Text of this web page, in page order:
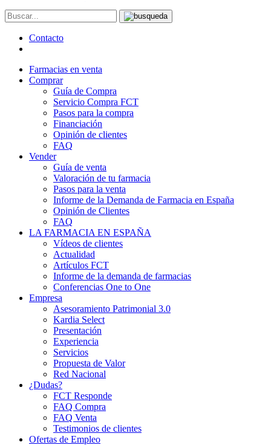
Contacto
Farmacias en venta
Comprar
Guía de Compra
Servicio Compra FCT
Pasos para la compra
Financiación
Opinión de clientes
FAQ
Vender
Guía de venta
Valoración de tu farmacia
Pasos para la venta
Informe de la Demanda de Farmacia en España
Opinión de Clientes
FAQ
LA FARMACIA EN ESPAÑA
Vídeos de clientes
Actualidad
Artículos FCT
Informe de la demanda de farmacias
Conferencias One to One
Empresa
Asesoramiento Patrimonial 3.0
Kardia Select
Presentación
Experiencia
Servicios
Propuesta de Valor
Red Nacional
¿Dudas?
FCT Responde
FAQ Compra
FAQ Venta
Testimonios de clientes
Ofertas de Empleo